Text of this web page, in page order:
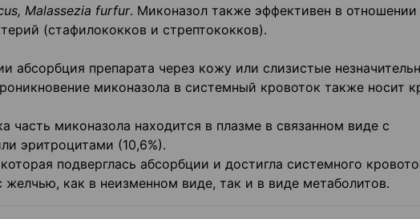
Malassezia furfur. Миконазол также эффективен в отношении
(стафилококков и стрептококков).
абсорбция препарата через кожу или слизистые
миконазола в системный кровоток также носит
часть миконазола находится в плазме в связанном виде с
эритроцитами (10,6%).
подверглась абсорбции и достигла системного
как в неизменном виде, так и в виде метаболитов.